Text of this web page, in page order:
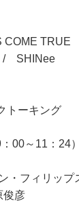
TRUE
/ SHINee
ーキング
00～11：24）
フィリップ
彦